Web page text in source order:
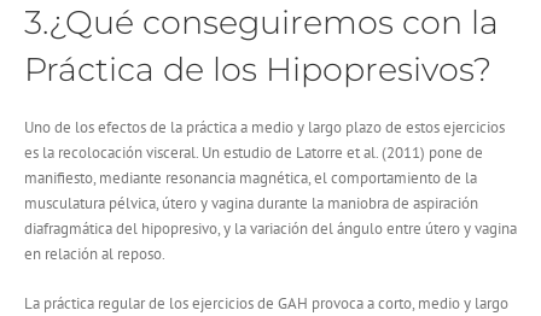
3.¿Qué conseguiremos con la
Práctica de los Hipopresivos?
Uno de los efectos de la práctica a medio y largo plazo de estos ejercicios
es la recolocación visceral. Un estudio de Latorre et al. (2011) pone de
manifiesto, mediante resonancia magnética, el comportamiento de la
musculatura pélvica, útero y vagina durante la maniobra de aspiración
diafragmática del hipopresivo, y la variación del ángulo entre útero y vagina
en relación al reposo.
La práctica regular de los ejercicios de GAH provoca a corto, medio y largo